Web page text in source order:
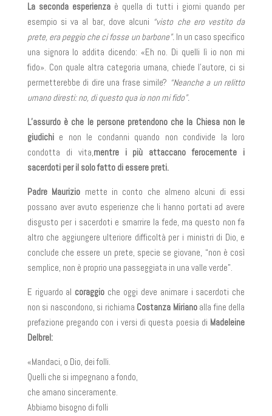
La seconda esperienzaè quella di tutti i giorni quando per
esempio si va al bar, dove alcuni “visto che ero vestito da
prete, era peggio che ci fosse un barbone”.In un caso specifico
una signora lo addita dicendo: «Eh no. Di quelli lì io non mi
fido». Con quale altra categoria umana, chiede l’autore, ci si
permetterebbe di dire una frase simile? “Neanche a un relitto
umano diresti: no, di questo qua io non mi fido”.
L’assurdo è che le persone pretendono che la Chiesa non le
giudichie non le condanni quando non condivide la loro
condotta di vita,mentre i più attaccano ferocemente i
sacerdoti per il solo fatto di essere preti.
Padre Maurizio mette in conto che almeno alcuni di essi
possano aver avuto esperienze che li hanno portati ad avere
disgusto per i sacerdoti e smarrire la fede, ma questo non fa
altro che aggiungere ulteriore difficoltà per i ministri di Dio, e
conclude che essere un prete, specie se giovane, “non è così
semplice, non è proprio una passeggiata in una valle verde”.
E riguardo al coraggio che oggi deve animare i sacerdoti che
non si nascondono, si richiama Costanza Mirianoalla fine della
prefazione pregando con i versi di questa poesia di Madeleine
Delbrel:
«Mandaci, o Dio, dei folli.
Quelli che si impegnano a fondo,
che amano sinceramente.
Abbiamo bisogno di folli